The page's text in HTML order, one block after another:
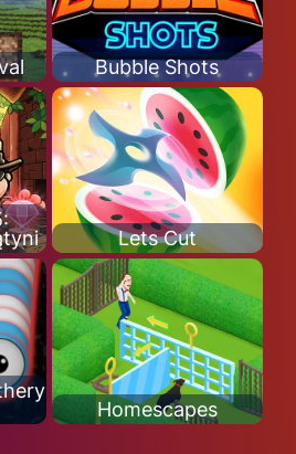
Bubble Shots
Lets Cut
Homescapes